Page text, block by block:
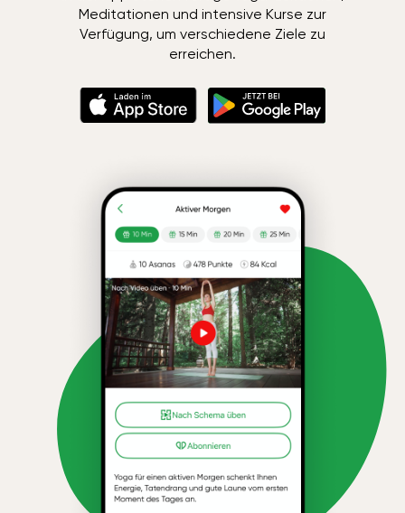
Meditationen und intensive Kurse zur
Verfügung, um verschiedene Ziele zu
erreichen.